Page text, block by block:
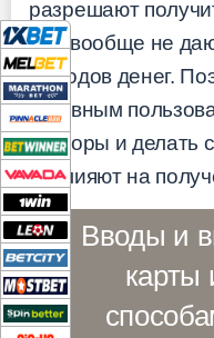
разрешают
или вообще не
выводов денег.
активным
конторы и делать
повлияют на
Вводы и
карты